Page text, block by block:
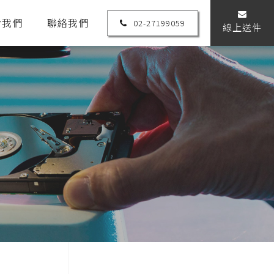
們 聯絡我們 02-27199059 線上送件